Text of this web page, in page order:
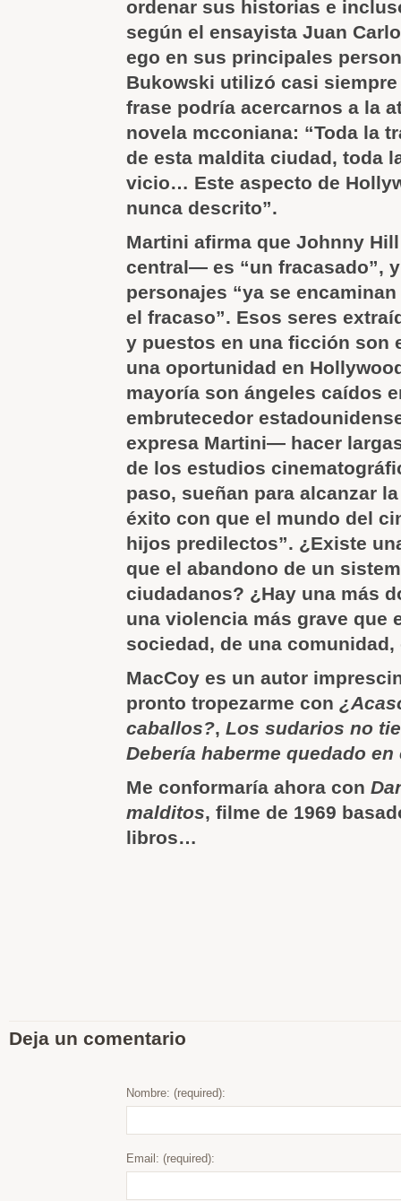
ordenar sus historias e
según el ensayista Juan
ego en sus principales
Bukowski utilizó casi
frase podría acercarnos a la
novela mcconiana: “Toda la
de esta maldita ciudad, toda
vicio… Este aspecto de
nunca descrito”.
Martini afirma que Johnny
central— es “un fracasado”,
personajes “ya se
el fracaso”. Esos seres
y puestos en una ficción son
una oportunidad en
mayoría son ángeles caídos
embrutecedor
expresa Martini— hacer
de los estudios
paso, sueñan para alcanzar
éxito con que el mundo del
hijos predilectos”. ¿Existe
que el abandono de un
ciudadanos? ¿Hay una más
una violencia más grave que
sociedad, de una
MacCoy es un autor
pronto tropezarme con
caballos?, Los sudarios no
Debería haberme quedado en
Me conformaría ahora con
malditos, filme de 1969
libros…
Deja un comentario
Nombre: (required):
Email: (required):